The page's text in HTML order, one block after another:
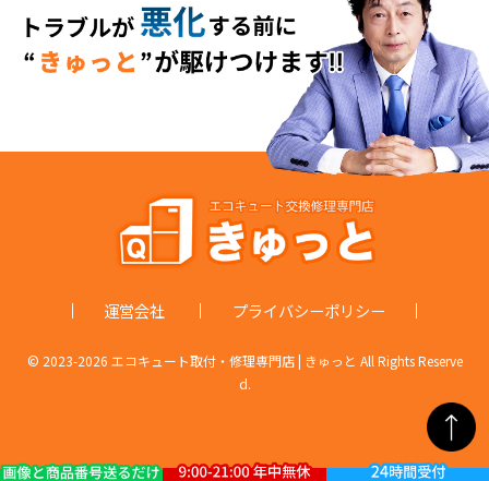
運営会社 プライバシーポリシー
© 2023-2026 エコキュート取付・修理専門店 | きゅっと All Rights Reserve
d.